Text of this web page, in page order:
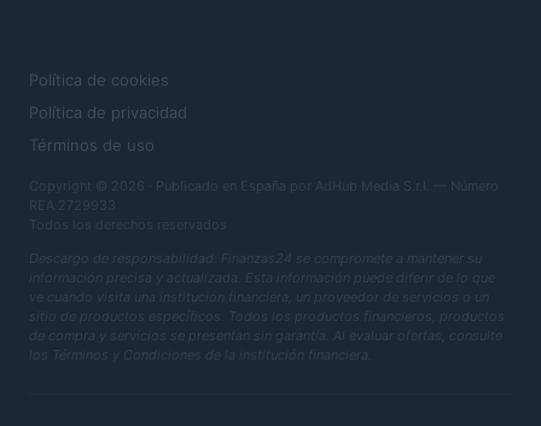
Política de cookies
Política de privacidad
Términos de uso
Copyright © 2026 · Publicado en España por AdHub Media S.r.l. — Número
REA 2729933
Todos los derechos reservados
Descargo de responsabilidad: Finanzas24 se compromete a mantener su
información precisa y actualizada. Esta información puede diferir de lo que
ve cuando visita una institución financiera, un proveedor de servicios o un
sitio de productos específicos. Todos los productos financieros, productos
de compra y servicios se presentan sin garantía. Al evaluar ofertas, consulte
los Términos y Condiciones de la institución financiera.